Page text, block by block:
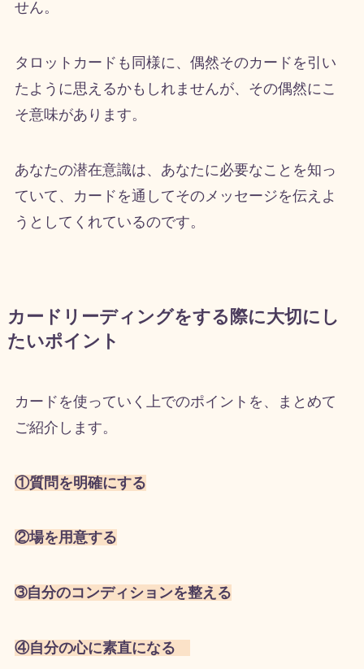
せん。
タロットカードも同様に、偶然そのカードを引い
たように思えるかもしれませんが、その偶然にこ
そ意味があります。
あなたの潜在意識は、あなたに必要なことを知っ
ていて、カードを通してそのメッセージを伝えよ
うとしてくれているのです。
カードリーディングをする際に大切にし
たいポイント
カードを使っていく上でのポイントを、まとめて
ご紹介します。
①質問を明確にする
②場を用意する
➂自分のコンディションを整える
④自分の心に素直になる